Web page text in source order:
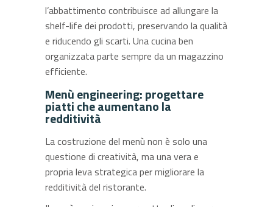
l’abbattimento contribuisce ad allungare la
shelf-life dei prodotti, preservando la qualità
e riducendo gli scarti. Una cucina ben
organizzata parte sempre da un magazzino
efficiente.
Menù engineering: progettare
piatti che aumentano la
redditività
La costruzione del menù non è solo una
questione di creatività, ma una vera e
propria leva strategica per migliorare la
redditività del ristorante.